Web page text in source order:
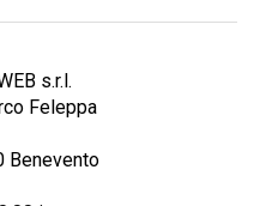
s.r.l.
Feleppa
Benevento